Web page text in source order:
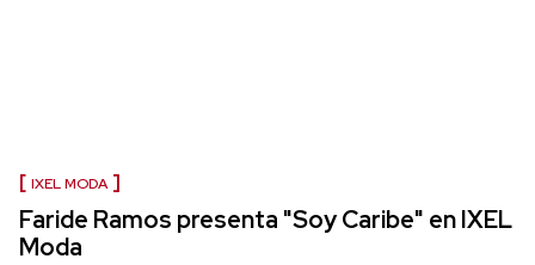
IXEL MODA
Faride Ramos presenta "Soy Caribe" en IXEL
Moda